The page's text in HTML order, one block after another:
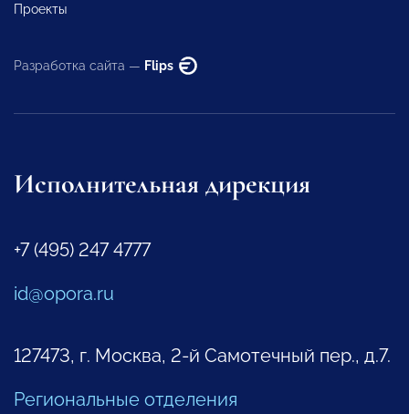
Проекты
Разработка сайта — Flips
Исполнительная дирекция
+7 (495) 247 4777
id@opora.ru
127473, г. Москва, 2-й Самотечный пер., д.7.
Региональные отделения